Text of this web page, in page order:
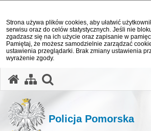
Strona używa plików cookies, aby ułatwić
serwisu oraz do celów statystycznych. Jeśli nie
zgadzasz się na ich użycie oraz zapisanie w
Pamiętaj, że możesz samodzielnie zarządzać
ustawienia przeglądarki. Brak zmiany ustawienia
wyrażenie zgody.
Policja Pomorska